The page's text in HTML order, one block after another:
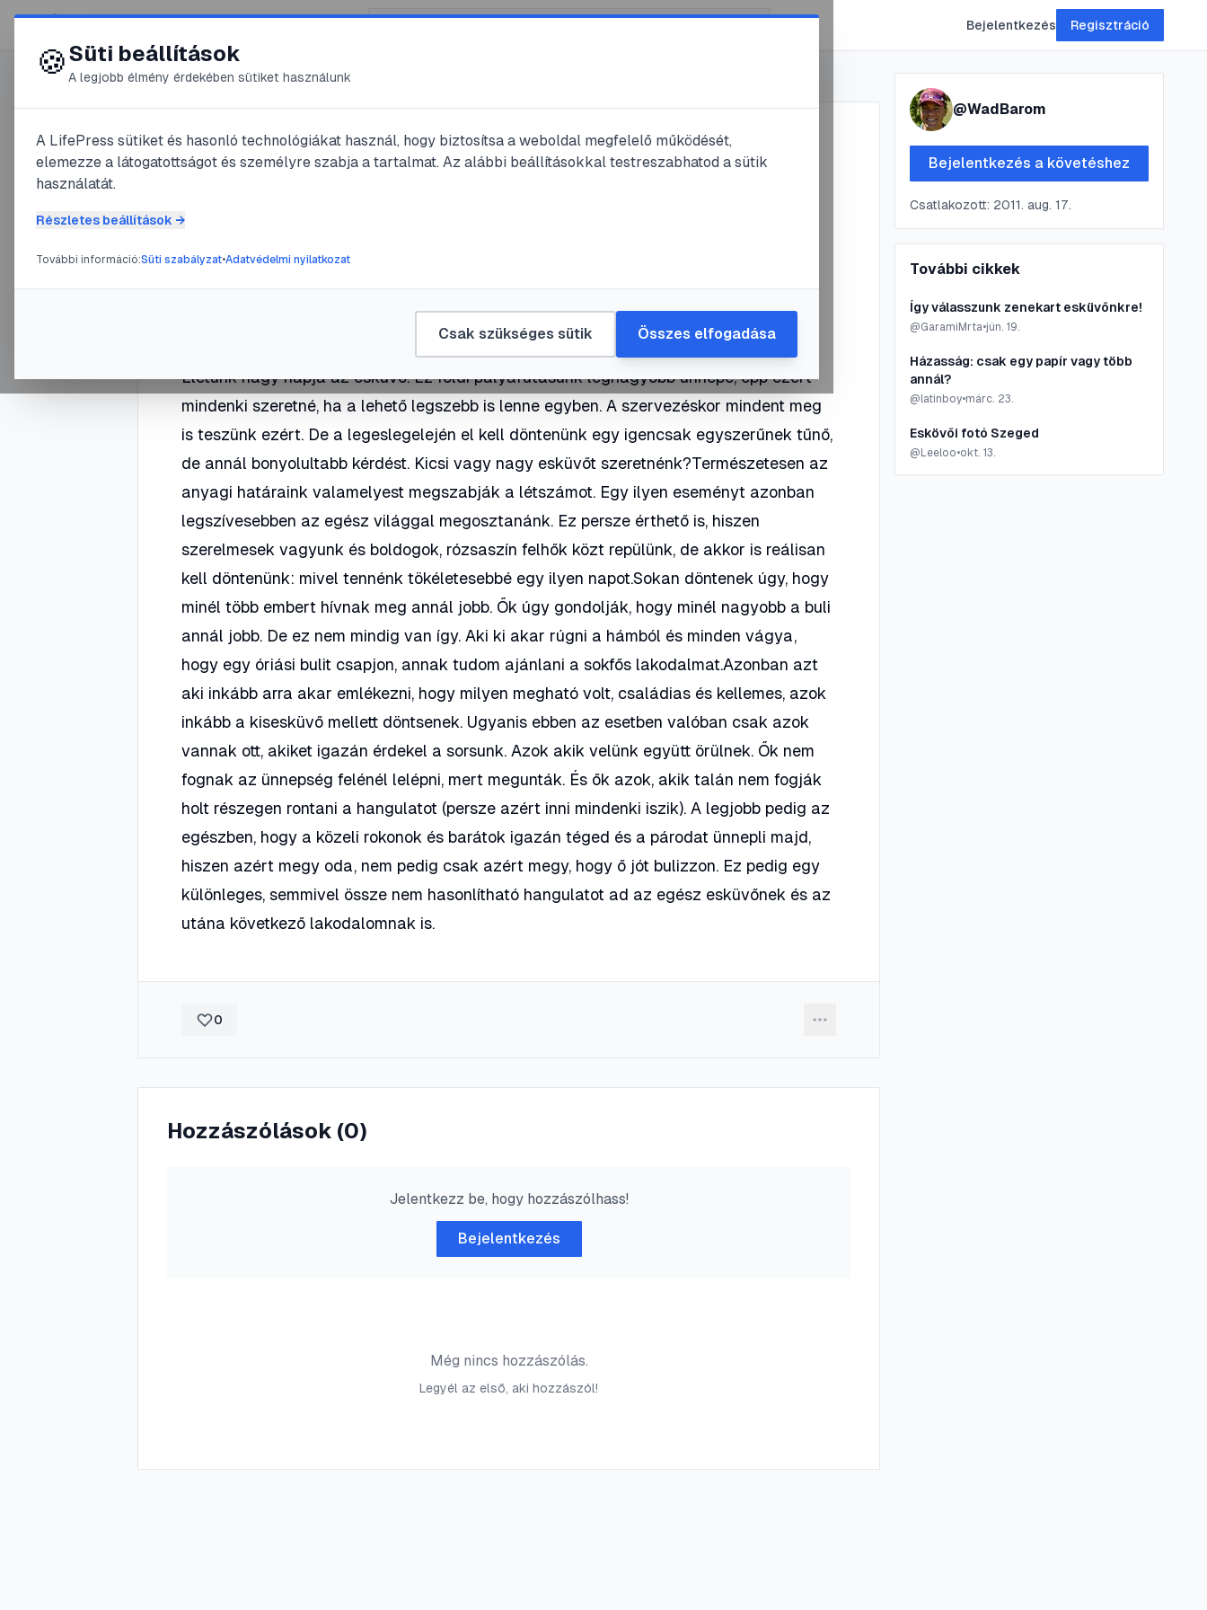
😍 LifePress Bejelentkezés Regisztráció
@WadBarom
Kisesküvő
Életünk nagy napja az esküvő. Ez földi pályafutásunk legnagyobb ünnepe, épp ezért
mindenki szeretné, ha a lehető legszebb is lenne egyben. A szervezéskor mindent meg
is teszünk ezért. De a legeslegelején el kell döntenünk egy igencsak egyszerűnek tűnő,
de annál bonyolultabb kérdést. Kicsi vagy nagy esküvőt szeretnénk?Természetesen az
anyagi határaink valamelyest megszabják a létszámot. Egy ilyen eseményt azonban
legszívesebben az egész világgal megosztanánk. Ez persze érthető is, hiszen
szerelmesek vagyunk és boldogok, rózsaszín felhők közt repülünk, de akkor is reálisan
kell döntenünk: mivel tennénk tökéletesebbé egy ilyen napot.Sokan döntenek úgy, hogy
minél több embert hívnak meg annál jobb. Ők úgy gondolják, hogy minél nagyobb a buli
annál jobb. De ez nem mindig van így. Aki ki akar rúgni a hámból és minden vágya,
hogy egy óriási bulit csapjon, annak tudom ajánlani a sokfős lakodalmat.Azonban azt
aki inkább arra akar emlékezni, hogy milyen megható volt, családias és kellemes, azok
inkább a kisesküvő mellett döntsenek. Ugyanis ebben az esetben valóban csak azok
vannak ott, akiket igazán érdekel a sorsunk. Azok akik velünk együtt örülnek. Ők nem
fognak az ünnepség felénél lelépni, mert megunták. És ők azok, akik talán nem fogják
holt részegen rontani a hangulatot (persze azért inni mindenki iszik). A legjobb pedig az
egészben, hogy a közeli rokonok és barátok igazán téged és a párodat ünnepli majd,
hiszen azért megy oda, nem pedig csak azért megy, hogy ő jót bulizzon. Ez pedig egy
különleges, semmivel össze nem hasonlítható hangulatot ad az egész esküvőnek és az
utána következő lakodalomnak is.
0
Hozzászólások (0)
Jelentkezz be, hogy hozzászólhass!
Bejelentkezés
Még nincs hozzászólás.
Legyél az első, aki hozzászól!
@WadBarom
Bejelentkezés a követéshez
Csatlakozott: 2011. aug. 17.
További cikkek
Így válasszunk zenekart esküvőnkre!
@GaramiMrta•jún. 19.
Házasság: csak egy papír vagy több
annál?
@ latinboy•márc. 23.
Eskövői fotó Szeged
@ Leeloo•okt. 13.
🍪Süti beállítások
A legjobb élmény érdekében sütiket használunk
A LifePress sütiket és hasonló technológiákat használ, hogy biztosítsa a weboldal megfelelő működését,
elemezze a látogatottságot és személyre szabja a tartalmat. Az alábbi beállításokkal testreszabhatod a sütik
használatát.
Részletes beállítások →
További információ:Süti szabályzat•Adatvédelmi nyilatkozat
Csak szükséges sütik Összes elfogadása